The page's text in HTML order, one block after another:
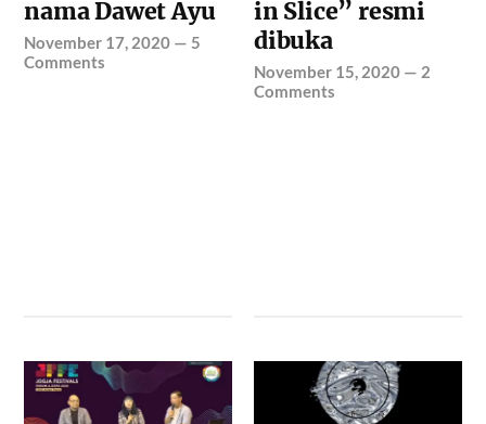
nama Dawet Ayu
November 17, 2020 — 5
Comments
in Slice” resmi
dibuka
November 15, 2020 — 2
Comments